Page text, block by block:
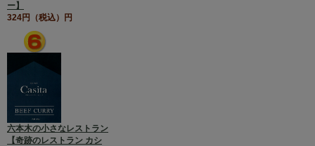
ー】
324円（税込）円
六本木の小さなレストラン
【奇跡のレストラン カシ